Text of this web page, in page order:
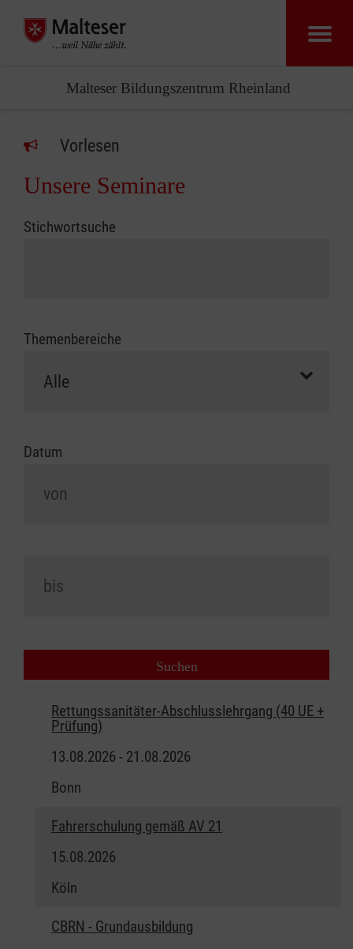
Malteser Bildungszentrum Rheinland
Vorlesen
Unsere Seminare
Stichwortsuche
Themenbereiche
Datum
Rettungssanitäter-Abschlusslehrgang (40 UE +
Prüfung)
13.08.2026 - 21.08.2026
Bonn
Fahrerschulung gemäß AV 21
15.08.2026
Köln
CBRN - Grundausbildung